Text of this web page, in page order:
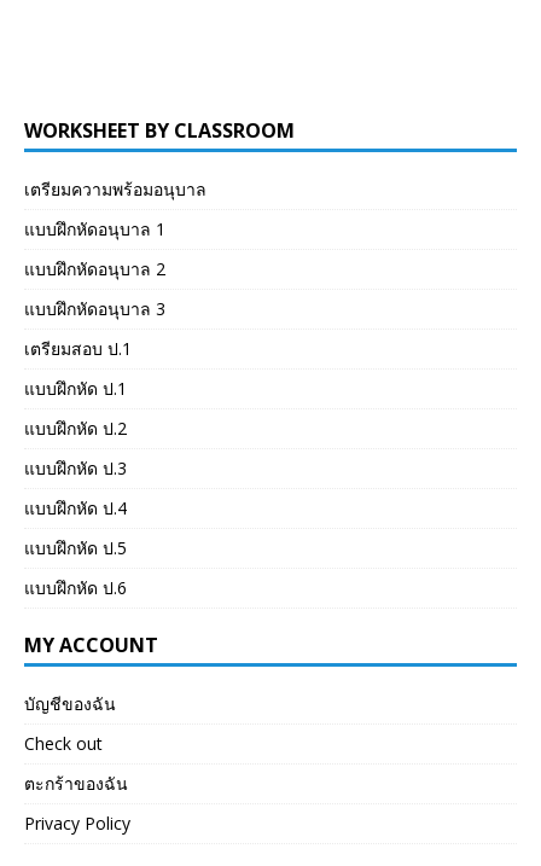
WORKSHEET BY CLASSROOM
เตรียมความพร้อมอนุบาล
แบบฝึกหัดอนุบาล 1
แบบฝึกหัดอนุบาล 2
แบบฝึกหัดอนุบาล 3
เตรียมสอบ ป.1
แบบฝึกหัด ป.1
แบบฝึกหัด ป.2
แบบฝึกหัด ป.3
แบบฝึกหัด ป.4
แบบฝึกหัด ป.5
แบบฝึกหัด ป.6
MY ACCOUNT
บัญชีของฉัน
Check out
ตะกร้าของฉัน
Privacy Policy